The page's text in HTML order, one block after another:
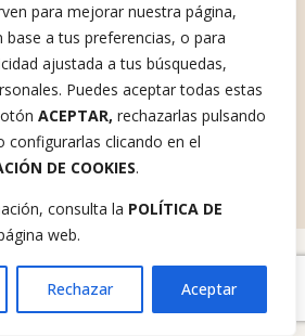
para mejorar nuestra página,
base a tus preferencias, o para
ajustada a tus búsquedas,
Puedes aceptar todas estas
ACEPTAR, rechazarlas pulsando
configurarlas clicando en el
DE COOKIES.
consulta la POLÍTICA DE
web.
Rechazar Aceptar
© 2026 | Diseño:TecnoQuatre